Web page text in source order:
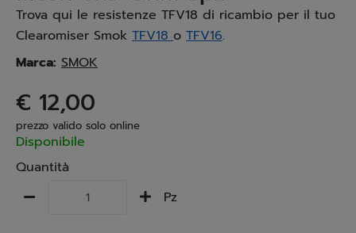
Trova qui le resistenze TFV18 di ricambio per il tuo
Clearomiser Smok TFV18o TFV16.
Marca: SMOK
€ 12,00
prezzo valido solo online
Disponibile
Quantità
Pz